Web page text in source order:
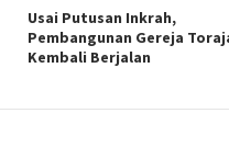
Usai Putusan Inkrah,
Pembangunan Gereja
Kembali Berjalan